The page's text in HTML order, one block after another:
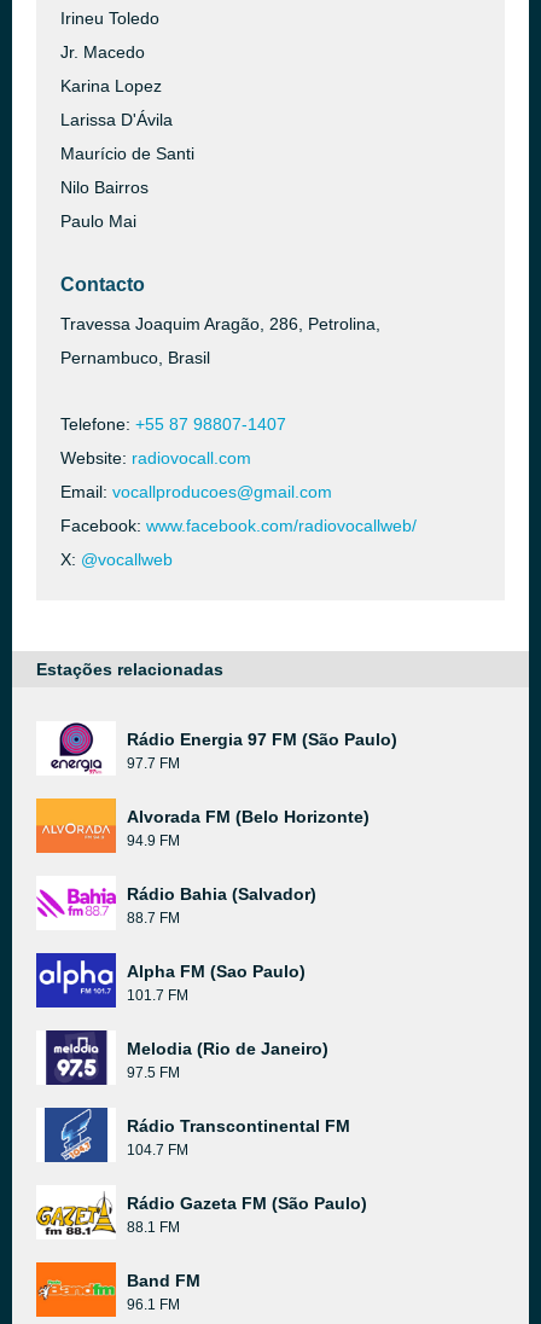
Irineu Toledo
Jr. Macedo
Karina Lopez
Larissa D'Ávila
Maurício de Santi
Nilo Bairros
Paulo Mai
Contacto
Travessa Joaquim Aragão, 286, Petrolina,
Pernambuco, Brasil
Telefone: +55 87 98807-1407
Website: radiovocall.com
Email: vocallproducoes@gmail.com
Facebook: www.facebook.com/radiovocallweb/
X: @vocallweb
Estações relacionadas
Rádio Energia 97 FM (São Paulo)
97.7 FM
Alvorada FM (Belo Horizonte)
94.9 FM
Rádio Bahia (Salvador)
88.7 FM
Alpha FM (Sao Paulo)
101.7 FM
Melodia (Rio de Janeiro)
97.5 FM
Rádio Transcontinental FM
104.7 FM
Rádio Gazeta FM (São Paulo)
88.1 FM
Band FM
96.1 FM